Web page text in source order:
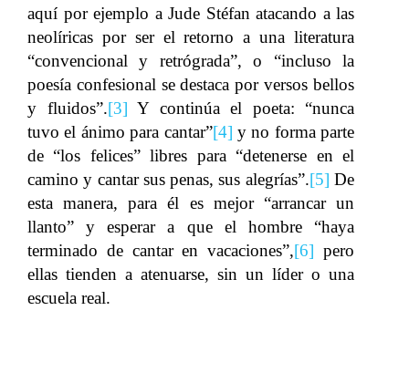
aquí por ejemplo a Jude Stéfan atacando a las
neolíricas por ser el retorno a una literatura
“convencional y retrógrada”, o “incluso la
poesía confesional se destaca por versos bellos
y fluidos”.[3] Y continúa el poeta: “nunca
tuvo el ánimo para cantar”[4] y no forma parte
de “los felices” libres para “detenerse en el
camino y cantar sus penas, sus alegrías”.[5] De
esta manera, para él es mejor “arrancar un
llanto” y esperar a que el hombre “haya
terminado de cantar en vacaciones”,[6] pero
ellas tienden a atenuarse, sin un líder o una
escuela real.